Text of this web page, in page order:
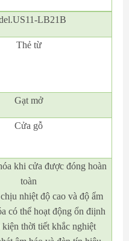
LB21B
Thẻ từ
Gạt mở
Cửa gỗ
khi cửa được đóng hoàn
toàn
nhiệt độ cao và độ ẩm
có thể hoạt động ổn điịnh
kiện thời tiết khắc nghiệt